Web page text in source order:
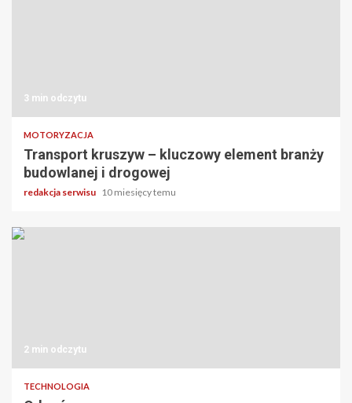
3 min odczytu
MOTORYZACJA
Transport kruszyw – kluczowy element branży
budowlanej i drogowej
redakcja serwisu 10 miesięcy temu
2 min odczytu
TECHNOLOGIA